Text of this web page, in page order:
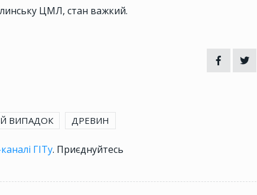
ЦМЛ, стан важкий.
ВИПАДОК ДРЕВИН
ГІТу. Приєднуйтесь